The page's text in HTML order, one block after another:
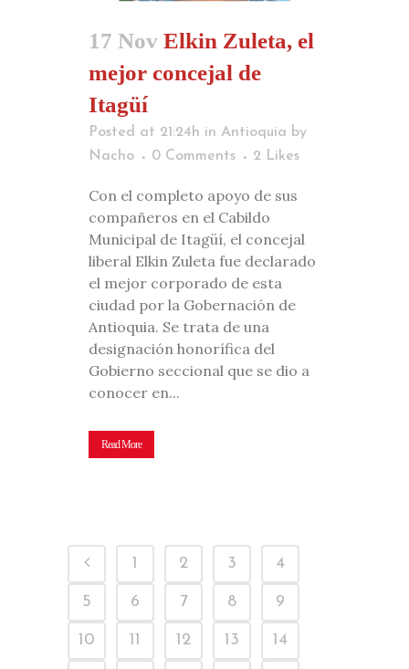
17 Nov Elkin Zuleta, el
mejor concejal de
Itagüí
Posted at 21:24h in Antioquia by
Nacho
0 Comments 2 Likes
Con el completo apoyo de sus
compañeros en el Cabildo
Municipal de Itagüí, el concejal
liberal Elkin Zuleta fue declarado
el mejor corporado de esta
ciudad por la Gobernación de
Antioquia. Se trata de una
designación honorífica del
Gobierno seccional que se dio a
conocer en...
Read More
1 2 3 4
5 6 7 8 9
10 11 12 13 14